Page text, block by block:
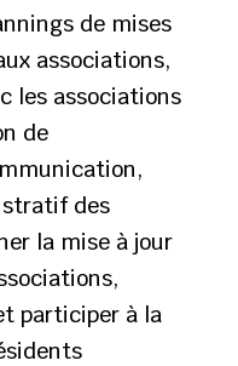
de mises
associations,
les associations
de
des
la mise à jour
participer à la